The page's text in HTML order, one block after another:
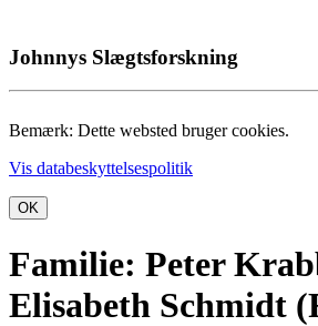
Johnnys Slægtsforskning
Bemærk: Dette websted bruger cookies.
Vis databeskyttelsespolitik
OK
Familie: Peter
Elisabeth Schmidt